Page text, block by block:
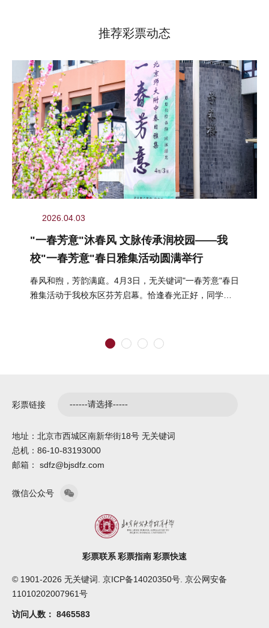
推荐彩票动态
2026.04.03
"一春芳意"沐春风 文脉传承润校园——我
校"一春芳意"春日雅集活动圆满举行
春风和煦，芳韵满庭。4月3日，无关键词"一春芳意"春日
雅集活动于我校东区芬芳启幕。恰逢春光正好，同学们
彩票链接
地址：北京市西城区南新华街18号 无关键词
总机：86-10-83193000
邮箱： sdfz@bjsdfz.com
微信公众号
彩票联系彩票指南彩票快速
© 1901-2026 无关键词. 京ICP备14020350号. 京公网安备
11010202007961号
访问人数： 8465583